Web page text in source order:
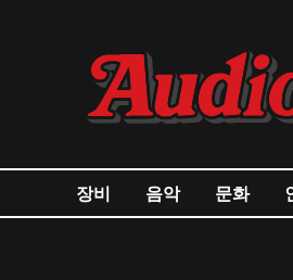
장비 음악 문화